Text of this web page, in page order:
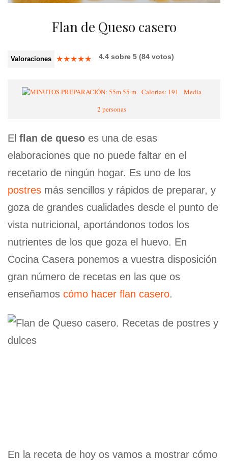
Flan de Queso casero
Valoraciones ★★★★★ 4.4 sobre 5 (84 votos)
55 m Calorias: 191
Media
2 personas
El flan de queso es una de esas
elaboraciones que no puede faltar en el
recetario de ningún hogar. Es uno de los
postres más sencillos y rápidos de preparar, y
goza de grandes cualidades desde el punto de
vista nutricional, aportándonos todos los
nutrientes de los que goza el huevo. En
Cocina Casera ponemos a vuestra disposición
gran número de recetas en las que os
enseñamos cómo hacer flan casero.
En la receta de hoy os vamos a mostrar cómo